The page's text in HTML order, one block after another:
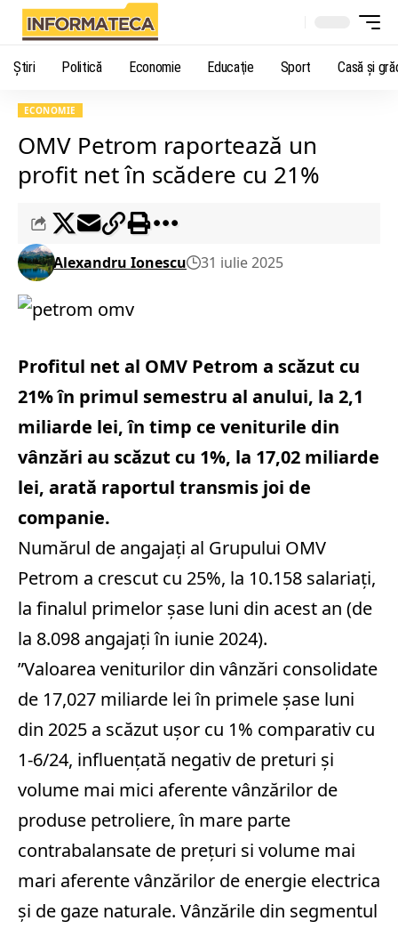
Știri Politică Economie Educaţie Sport Casă şi
ECONOMIE
OMV Petrom raportează un
profit net în scădere cu 21%
Alexandru Ionescu 31 iulie 2025
Profitul net al OMV Petrom a scăzut cu
21% în primul semestru al anului, la 2,1
miliarde lei, în timp ce veniturile din
vânzări au scăzut cu 1%, la 17,02 miliarde
lei, arată raportul transmis joi de
companie.
Numărul de angajaţi al Grupului OMV
Petrom a crescut cu 25%, la 10.158 salariaţi,
la finalul primelor şase luni din acest an (de
la 8.098 angajaţi în iunie 2024).
”Valoarea veniturilor din vânzări consolidate
de 17,027 miliarde lei în primele şase luni
din 2025 a scăzut uşor cu 1% comparativ cu
1-6/24, influenţată negativ de preturi şi
volume mai mici aferente vânzărilor de
produse petroliere, în mare parte
contrabalansate de preţuri si volume mai
mari aferente vânzărilor de energie electrica
şi de gaze naturale. Vânzările din segmentul